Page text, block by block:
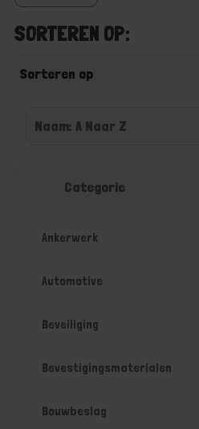
SORTEREN OP:
Sorteren op
Categorie
Ankerwerk
Automotive
Beveiliging
Bevestigingsmaterialen
Bouwbeslag